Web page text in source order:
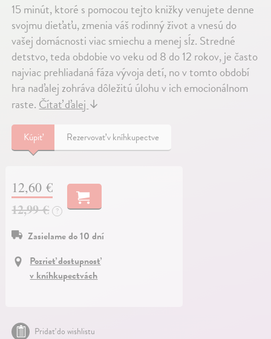
15 minút, ktoré s pomocou tejto knižky venujete denne
svojmu dieťaťu, zmenia váš rodinný život a vnesú do
vašej domácnosti viac smiechu a menej sĺz. Stredné
detstvo, teda obdobie vo veku od 8 do 12 rokov, je často
najviac prehliadaná fáza vývoja detí, no v tomto období
hra naďalej zohráva dôležitú úlohu v ich emocionálnom
raste.Čítať ďalej↓
Kúpiť Rezervovať v kníhkupectve
12,60 €
12,99 €
?
Zasielame do 10 dní
Pozrieť dostupnosť
v kníhkupectvách
Pridať do wishlistu